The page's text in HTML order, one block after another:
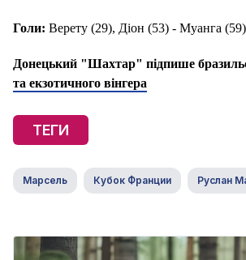
Голи: Верету (29), Діон (53) - Муанга
Донецький "Шахтар" підпише
та екзотичного вінгера
ТЕГИ
Марсель Кубок Франции Руслан